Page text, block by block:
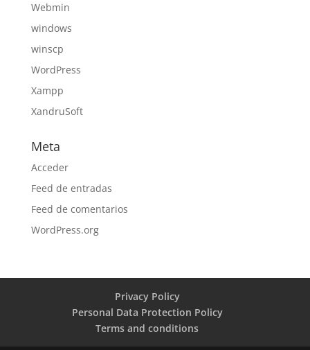
Webmin
windows
winscp
WordPress
Xampp
XandruSoft
Meta
Acceder
Feed de entradas
Feed de comentarios
WordPress.org
Privacy Policy
Personal Data Protection Policy
Terms and conditions